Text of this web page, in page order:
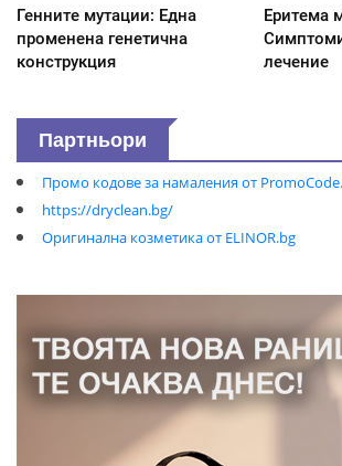
Генните мутации: Една
променена генетична
конструкция
Еритема
лечение
Партньори
Промо кодове за намаления от
https://dryclean.bg/
Оригинална козметика от ELINOR.bg